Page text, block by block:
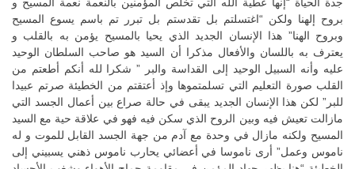
بروح إلهنا ولكن “اغتسلتم بل تقدستم بل تبرر تم باسم يسوع المسيح
وبروح الهنا” هذا الإنسان الجديد الذي يحيا بالمسيح يؤمن به بالقلب و
يعترف به باللسان والأفعال مذكرا أن السيد هو صاحب السلطان الوحيد
عليه وأنه السبيل الوحيد إلى القداسة والبر ” شكرا لله أنكم أطعتم من
القلب صورة التعليم التي تسلمتموها وإذ أعتقتم من الخطيئة صرتم عبيدا
للبر” لكن هذا الإنسان الجديد يبقى في حالة صراع بين أعمال الجسد التي
مازالت تعيش فيه وبين الروح الذي سكن فيه فهو في علاقة حية مع السيد
المسيح ولكنه مازال في وحدة مع آدم من جهة الجسد القابل للموت و له
ناموس وعمل” أرى ناموسا في أعضائي يحارب ناموس ذهني يسبيني إلى